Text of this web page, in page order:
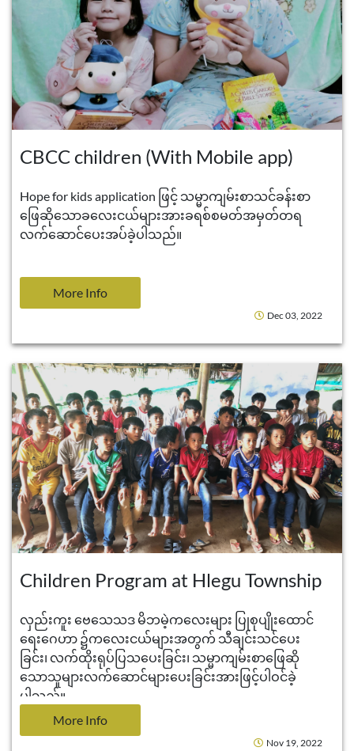
CBCC children (With Mobile app)
Hope for kids application ဖြင့် သမ္မာကျမ်းစာသင်ခန်းစာ
ဖြေဆိုသောခလေးငယ်များအားခရစ်စမတ်အမှတ်တရ
လက်ဆောင်ပေးအပ်ခဲ့ပါသည်။
More Info
Dec 03, 2022
Children Program at Hlegu Township
လှည်းကူး ဗေသေသဒ မိဘမဲ့ကလေးများ ပြုစုပျိုးထောင်
ရေးဂေဟာ ၌ကလေးငယ်များအတွက် သီချင်းသင်ပေး
ခြင်း၊ လက်ထိုးရုပ်ပြသပေးခြင်း၊ သမ္မာကျမ်းစာဖြေဆို
သောသူများလက်ဆောင်များပေးခြင်းအားဖြင့်ပါဝင်ခဲ့
ပါသည်။
More Info
Nov 19, 2022